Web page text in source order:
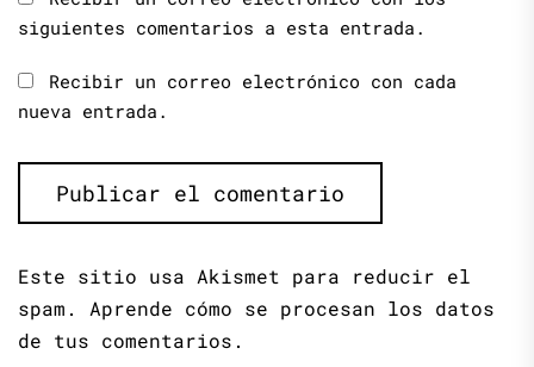
siguientes comentarios a esta entrada.
Recibir un correo electrónico con cada
nueva entrada.
Este sitio usa Akismet para reducir el
spam. Aprende cómo se procesan los datos
de tus comentarios.